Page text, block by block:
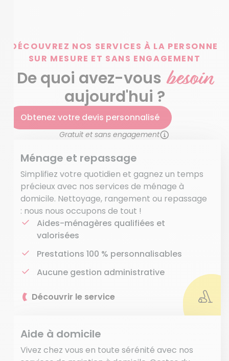
DÉCOUVREZ NOS SERVICES À LA PERSONNE
SUR MESURE ET SANS ENGAGEMENT
De quoi avez-vous besoin
aujourd'hui ?
Obtenez votre devis personnalisé
Gratuit et sans engagement
Ménage et repassage
Simplifiez votre quotidien et gagnez un temps
précieux avec nos services de ménage à
domicile. Nettoyage, rangement ou repassage
: nous nous occupons de tout !
Aides-ménagères qualifiées et
valorisées
Prestations 100 % personnalisables
Aucune gestion administrative
Découvrir le service
Aide à domicile
Vivez chez vous en toute sérénité avec nos